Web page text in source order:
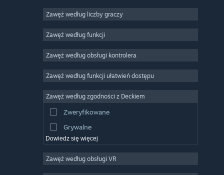
Niezależne
Rekreacyjne
Symulatory
Obróbka filmów
Obróbka zdjęć
Zawęź według liczby graczy
Zawęź według funkcji
Zawęź według obsługi kontrolera
Zawęź według funkcji ułatwień dostępu
Zawęź według zgodności z Deckiem
Zweryfikowane
Grywalne
Dowiedz się więcej
Zawęź według obsługi VR